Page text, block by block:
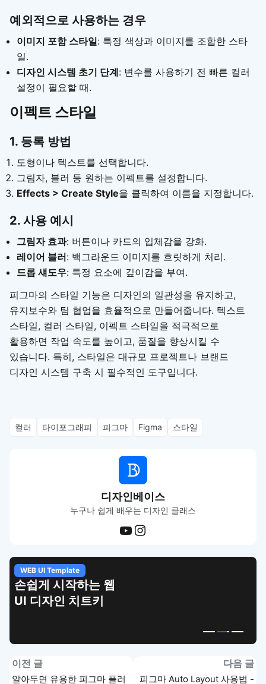
예외적으로 사용하는 경우
이미지 포함 스타일: 특정 색상과 이미지를 조합한 스타
일.
디자인 시스템 초기 단계: 변수를 사용하기 전 빠른 컬러
설정이 필요할 때.
이펙트 스타일
1. 등록 방법
도형이나 텍스트를 선택합니다.
그림자, 블러 등 원하는 이펙트를 설정합니다.
Effects > Create Style을 클릭하여 이름을 지정합니다.
2. 사용 예시
그림자 효과: 버튼이나 카드의 입체감을 강화.
레이어 블러: 백그라운드 이미지를 흐릿하게 처리.
드롭 섀도우: 특정 요소에 깊이감을 부여.
피그마의 스타일 기능은 디자인의 일관성을 유지하고,
유지보수와 팀 협업을 효율적으로 만들어줍니다. 텍스트
스타일, 컬러 스타일, 이펙트 스타일을 적극적으로
활용하면 작업 속도를 높이고, 품질을 향상시킬 수
있습니다. 특히, 스타일은 대규모 프로젝트나 브랜드
디자인 시스템 구축 시 필수적인 도구입니다.
컬러 타이포그래피 피그마 Figma 스타일
디자인베이스
누구나 쉽게 배우는 디자인 클래스
WEB UI Template
손쉽게 시작하는 웹
UI 디자인 치트키
이전 글
알아두면 유용한 피그마 플러
다음 글
피그마 Auto Layout 사용법 -